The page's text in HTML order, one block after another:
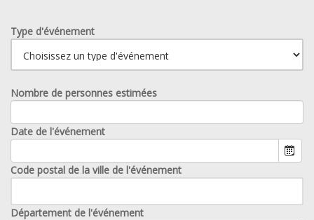
Type d'événement
Nombre de personnes estimées
Date de l'événement
Code postal de la ville de l'événement
Département de l'événement